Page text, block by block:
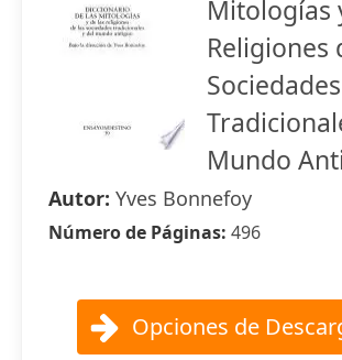
Mitologías
Religiones
Sociedades
Mundo
Autor: Yves Bonnefoy
Número de Páginas: 496
Opciones de